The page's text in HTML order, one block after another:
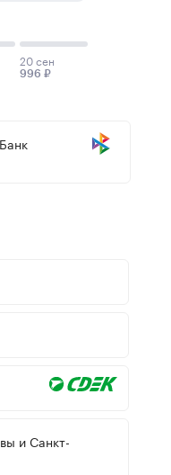
20 сен
996 ₽